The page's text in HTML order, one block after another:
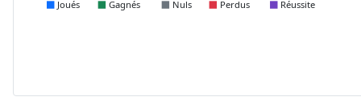
Joués
Gagnés Nuls Perdus Réussite